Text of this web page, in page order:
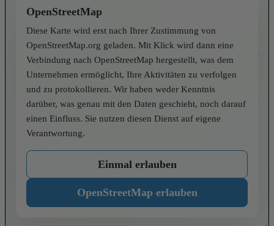
OpenStreetMap
Diese Karte wird erst nach Ihrer Zustimmung von
OpenStreetMap.org geladen. Mit Klick wird dann eine
Verbindung nach OpenStreetMap hergestellt, was dem
Unternehmen ermöglicht, Ihre Aktivitäten zu verfolgen
und zu protokollieren. Wir haben weder Kenntnis
darüber, was genau mit den Daten geschieht, noch darauf
einen Einfluss. Sie nutzen diesen Dienst auf eigene
Verantwortung.
Einmal erlauben
OpenStreetMap erlauben